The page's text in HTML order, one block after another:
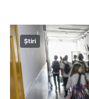
Știri